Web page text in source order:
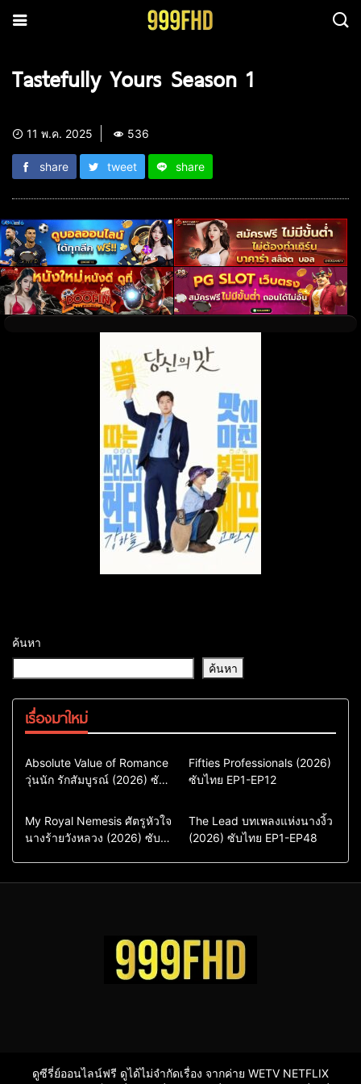
Tastefully Yours Season 1
11 พ.ค. 2025 536
share tweet share
ค้นหา
ค้นหา
เรื่องมาใหม่
Comedy
Drama
ซีรี่ย์เกาหลี
ซีรี่ย์เกาหลีพากย์ไทย
Absolute Value of Romance
วุ่นนัก รักสัมบูรณ์ (2026) ซับ
Action & Adventure
Comedy
Drama
ซีรี่ย์เกาหลีซับไทย
Fifties Professionals (2026)
ซับไทย EP1-EP12
Comedy
Drama
Sci-Fi & Fantasy
My Royal Nemesis ศัตรูหัวใจ
นางร้ายวังหลวง (2026) ซับ
Drama
ซีรี่ย์จีน
ซีรี่ย์จีนซับไทย
The Lead บทเพลงแห่งนางงิ้ว
(2026) ซับไทย EP1-EP48
ดูซีรี่ย์ออนไลน์ฟรี ดูได้ไม่จำกัดเรื่อง จากค่าย WETV NETFLIX